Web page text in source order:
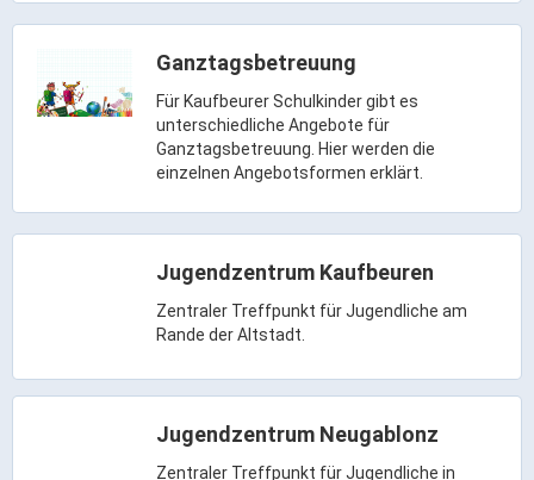
Beauftragte des Stadtrats
Abteilungen & Sachgebiete
Ortsrecht & Bekanntmachungen
Bauleitplanung & Stadtentwicklung
Stellenangebote
Wahlen
Stadt & Freizeit
Heiraten in Kaufbeuren
Ganztagsbetreuung
Für Kaufbeurer Schulkinder gibt es
unterschiedliche Angebote für
Ganztagsbetreuung. Hier werden die
einzelnen Angebotsformen erklärt.
Jugendzentrum Kaufbeuren
Zentraler Treffpunkt für Jugendliche am
Rande der Altstadt.
Jugendzentrum Neugablonz
Zentraler Treffpunkt für Jugendliche in